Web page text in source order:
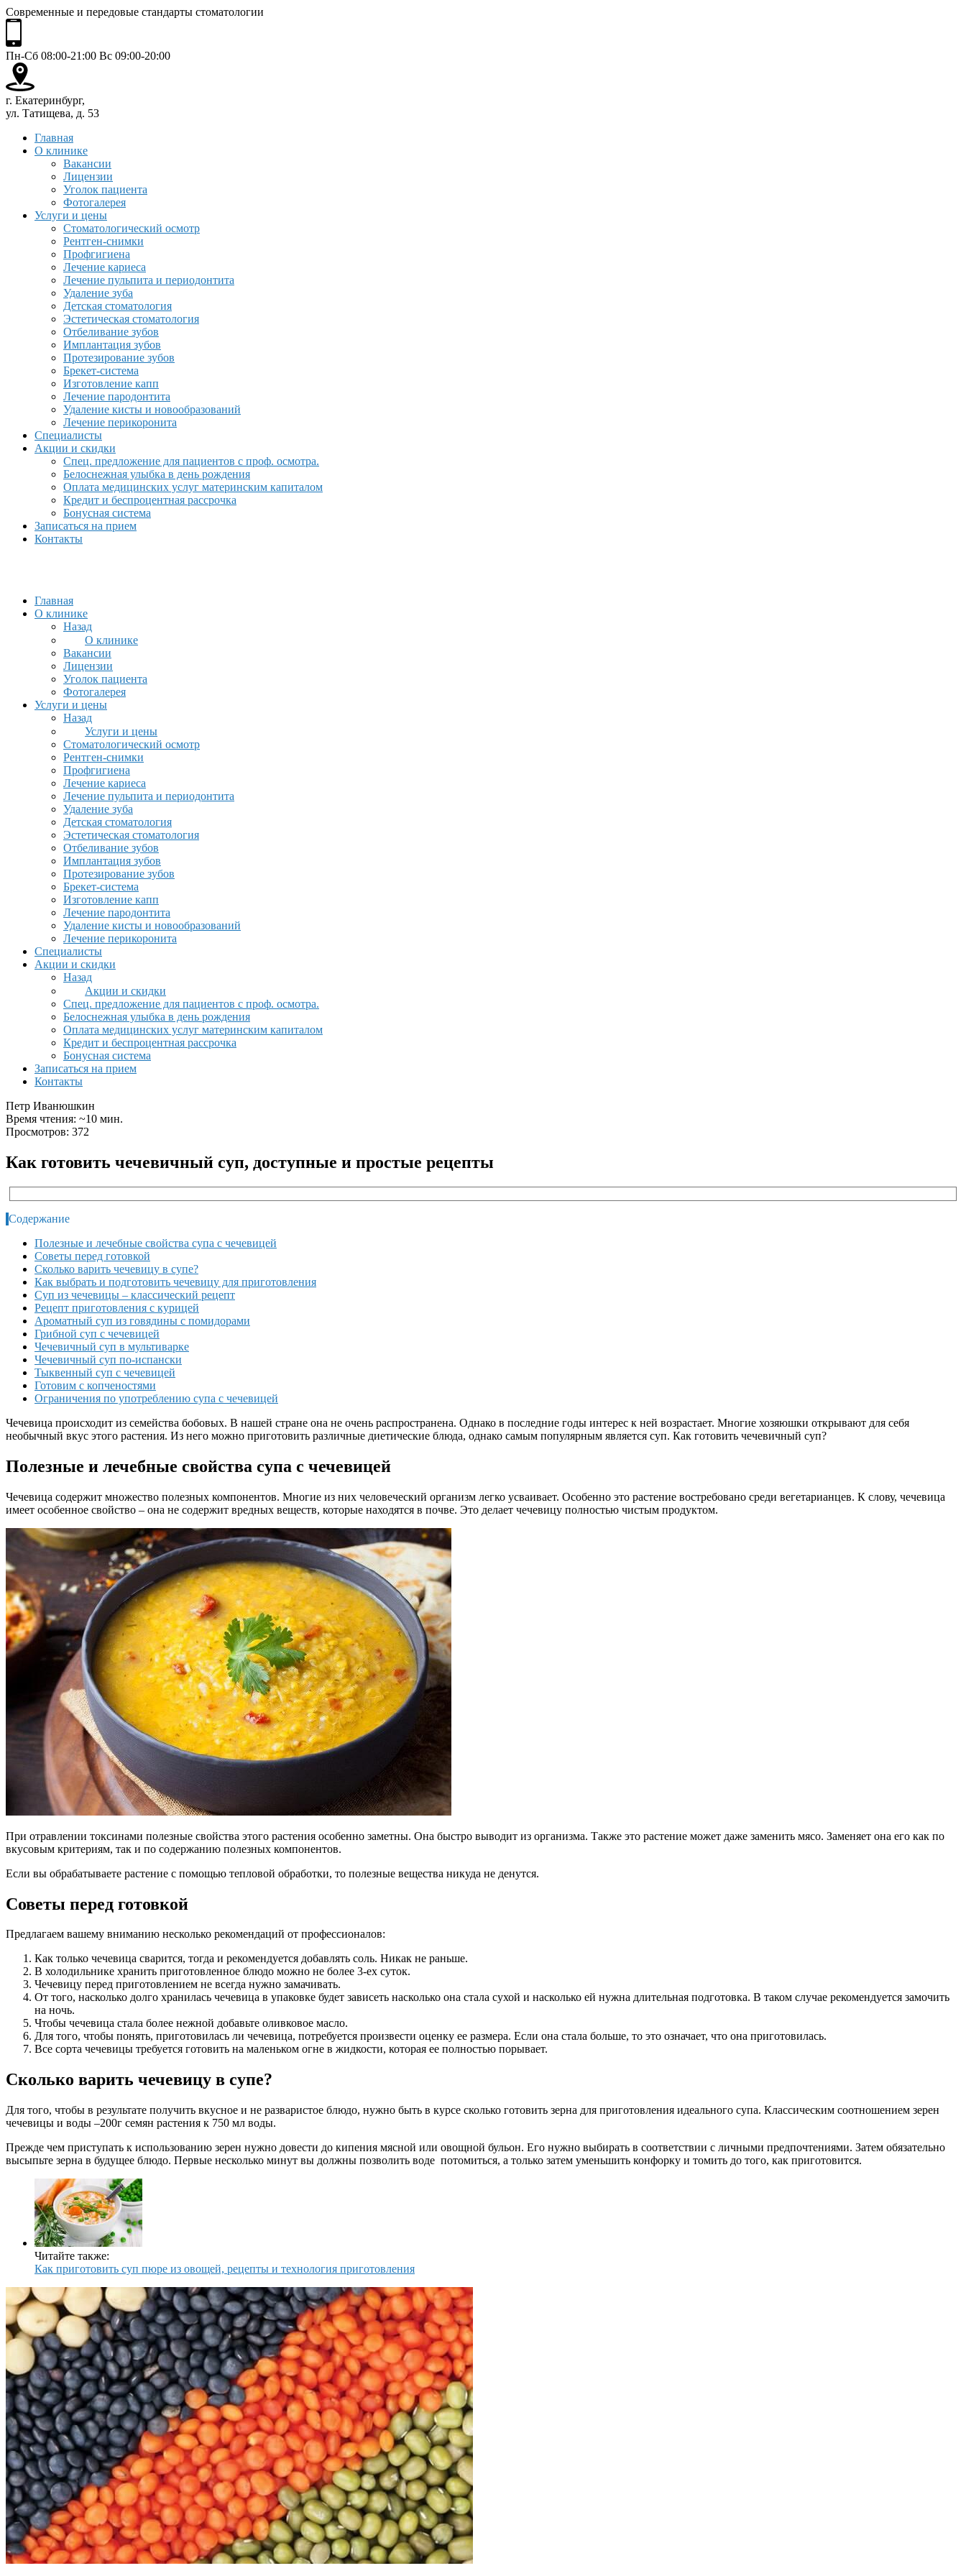
Современные и передовые стандарты стоматологии
Пн-Сб 08:00-21:00 Вс 09:00-20:00
г. Екатеринбург,
ул. Татищева, д. 53
Главная
О клинике
Вакансии
Лицензии
Уголок пациента
Фотогалерея
Услуги и цены
Стоматологический осмотр
Рентген-снимки
Профгигиена
Лечение кариеса
Лечение пульпита и периодонтита
Удаление зуба
Детская стоматология
Эстетическая стоматология
Отбеливание зубов
Имплантация зубов
Протезирование зубов
Брекет-система
Изготовление капп
Лечение пародонтита
Удаление кисты и новообразований
Лечение перикоронита
Специалисты
Акции и скидки
Спец. предложение для пациентов с проф. осмотра.
Белоснежная улыбка в день рождения
Оплата медицинских услуг материнским капиталом
Кредит и беспроцентная рассрочка
Бонусная система
Записаться на прием
Контакты
Главная
О клинике
Назад
О клинике
Вакансии
Лицензии
Уголок пациента
Фотогалерея
Услуги и цены
Назад
Услуги и цены
Стоматологический осмотр
Рентген-снимки
Профгигиена
Лечение кариеса
Лечение пульпита и периодонтита
Удаление зуба
Детская стоматология
Эстетическая стоматология
Отбеливание зубов
Имплантация зубов
Протезирование зубов
Брекет-система
Изготовление капп
Лечение пародонтита
Удаление кисты и новообразований
Лечение перикоронита
Специалисты
Акции и скидки
Назад
Акции и скидки
Спец. предложение для пациентов с проф. осмотра.
Белоснежная улыбка в день рождения
Оплата медицинских услуг материнским капиталом
Кредит и беспроцентная рассрочка
Бонусная система
Записаться на прием
Контакты
Петр Иванюшкин
Время чтения: ~10 мин.
Просмотров: 372
Как готовить чечевичный суп, доступные и простые рецепты
Содержание
Полезные и лечебные свойства супа с чечевицей
Советы перед готовкой
Сколько варить чечевицу в супе?
Как выбрать и подготовить чечевицу для приготовления
Суп из чечевицы – классический рецепт
Рецепт приготовления с курицей
Ароматный суп из говядины с помидорами
Грибной суп с чечевицей
Чечевичный суп в мультиварке
Чечевичный суп по-испански
Тыквенный суп с чечевицей
Готовим с копченостями
Ограничения по употреблению супа с чечевицей
Чечевица происходит из семейства бобовых. В нашей стране она не очень распространена. Однако в последние годы интерес к ней возрастает. Многие хозяюшки открывают для себя
необычный вкус этого растения. Из него можно приготовить различные диетические блюда, однако самым популярным является суп. Как готовить чечевичный суп?
Полезные и лечебные свойства супа с чечевицей
Чечевица содержит множество полезных компонентов. Многие из них человеческий организм легко усваивает. Особенно это растение востребовано среди вегетарианцев. К слову, чечевица
имеет особенное свойство – она не содержит вредных веществ, которые находятся в почве. Это делает чечевицу полностью чистым продуктом.
При отравлении токсинами полезные свойства этого растения особенно заметны. Она быстро выводит из организма. Также это растение может даже заменить мясо. Заменяет она его как по
вкусовым критериям, так и по содержанию полезных компонентов.
Если вы обрабатываете растение с помощью тепловой обработки, то полезные вещества никуда не денутся.
Советы перед готовкой
Предлагаем вашему вниманию несколько рекомендаций от профессионалов:
Как только чечевица сварится, тогда и рекомендуется добавлять соль. Никак не раньше.
В холодильнике хранить приготовленное блюдо можно не более 3-ех суток.
Чечевицу перед приготовлением не всегда нужно замачивать.
От того, насколько долго хранилась чечевица в упаковке будет зависеть насколько она стала сухой и насколько ей нужна длительная подготовка. В таком случае рекомендуется замочить
на ночь.
Чтобы чечевица стала более нежной добавьте оливковое масло.
Для того, чтобы понять, приготовилась ли чечевица, потребуется произвести оценку ее размера. Если она стала больше, то это означает, что она приготовилась.
Все сорта чечевицы требуется готовить на маленьком огне в жидкости, которая ее полностью порывает.
Сколько варить чечевицу в супе?
Для того, чтобы в результате получить вкусное и не разваристое блюдо, нужно быть в курсе сколько готовить зерна для приготовления идеального супа. Классическим соотношением зерен
чечевицы и воды –200г семян растения к 750 мл воды.
Прежде чем приступать к использованию зерен нужно довести до кипения мясной или овощной бульон. Его нужно выбирать в соответствии с личными предпочтениями. Затем обязательно
высыпьте зерна в будущее блюдо. Первые несколько минут вы должны позволить воде потомиться, а только затем уменьшить конфорку и томить до того, как приготовится.
Читайте также:
Как приготовить суп пюре из овощей, рецепты и технология приготовления